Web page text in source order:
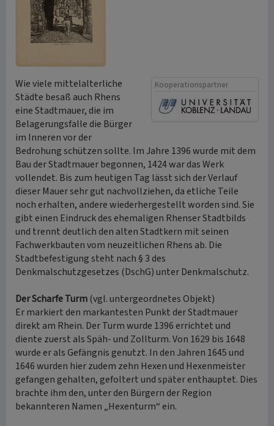
Kooperationspartner
Wie viele mittelalterliche
Städte besaß auch Rhens
eine Stadtmauer, die im
Belagerungsfalle die Bürger
im Inneren vor der
Bedrohung schützen sollte. Im Jahre 1396 wurde mit dem
Bau der Stadtmauer begonnen, 1424 war das Werk
vollendet. Bis zum heutigen Tag lässt sich der Verlauf
dieser Mauer sehr gut nachvollziehen, da etliche Teile
noch erhalten, andere wiederhergestellt worden sind. Sie
gibt einen Eindruck des ehemaligen Rhenser Stadtbilds
und trennt deutlich den alten Stadtkern mit seinen
Fachwerkbauten vom neuzeitlichen Rhens ab. Die
Stadtbefestigung steht nach § 3 des
Denkmalschutzgesetzes (DschG) unter Denkmalschutz.
Der Scharfe Turm(vgl. untergeordnetes Objekt)
Er markiert den markantesten Punkt der Stadtmauer
direkt am Rhein. Der Turm wurde 1396 errichtet und
diente zuerst als Späh- und Zollturm. Von 1629 bis 1648
wurde er als Gefängnis genutzt. In den Jahren 1645 und
1646 wurden hier zudem zehn Hexen und Hexenmeister
gefangen gehalten, gefoltert und später enthauptet. Dies
brachte ihm den, unter den Bürgern der Region
bekannteren Namen „Hexenturm“ ein.